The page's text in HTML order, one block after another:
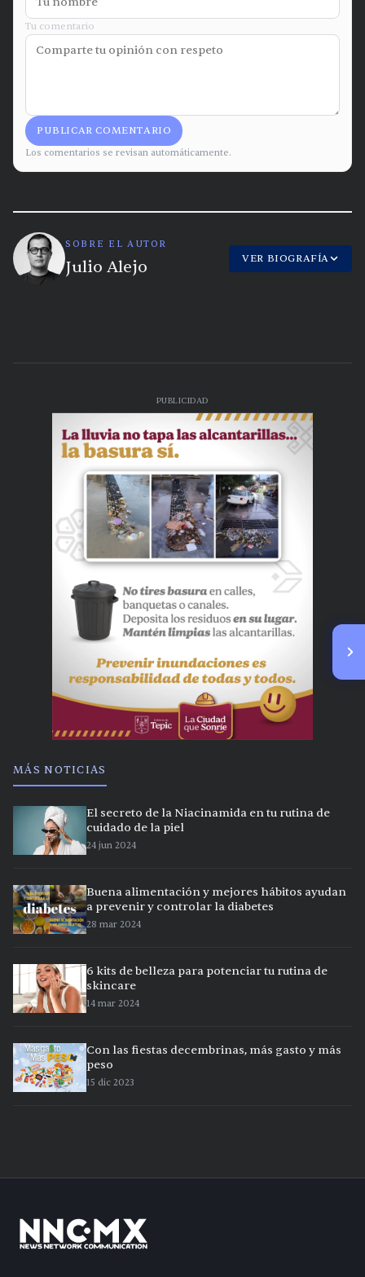
Tu comentario
PUBLICAR COMENTARIO
Los comentarios se revisan automáticamente.
SOBRE EL AUTOR
Julio Alejo VER BIOGRAFÍA
PUBLICIDAD
MÁS NOTICIAS
El secreto de la Niacinamida en tu rutina de
cuidado de la piel
24 jun 2024
Buena alimentación y mejores hábitos ayudan
a prevenir y controlar la diabetes
28 mar 2024
6 kits de belleza para potenciar tu rutina de
skincare
14 mar 2024
Con las fiestas decembrinas, más gasto y más
peso
15 dic 2023